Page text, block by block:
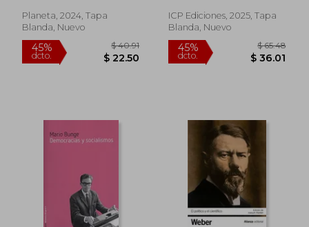
40%
dcto.
$ 38.34 45%
dcto.
Atahualpa: Life,
Passion, and Death of
Planeta, 2024, Tapa
Blanda, Nuevo
ICP Ediciones, 2025, Tapa
Blanda, Nuevo